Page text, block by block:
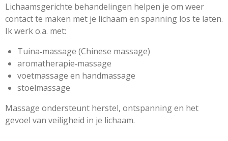
Lichaamsgerichte behandelingen helpen je om weer
contact te maken met je lichaam en spanning los te laten.
Ik werk o.a. met:
Tuina‑massage (Chinese massage)
aromatherapie‑massage
voetmassage en handmassage
stoelmassage
Massage ondersteunt herstel, ontspanning en het
gevoel van veiligheid in je lichaam.